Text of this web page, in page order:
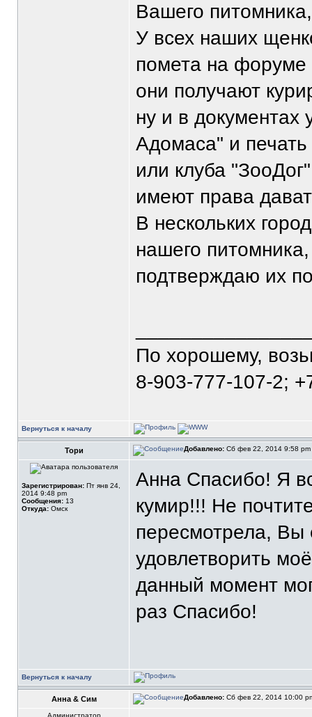
Вашего
У всех наших
помета на
они получают
ну и в документах
Адомаса" и
или клуба
имеют права
В нескольких
нашего
подтверждаю их
По хорошему,
8-903-777-107-2;
Вернуться к началу
Тори Добавлено: Сб фев 22, 2014 9:58 pm
Зарегистрирован: Пт янв 24,
2014 9:48 pm
Сообщения: 13
Откуда: Омск
Анна Спасибо! Я
кумир!!! Не
пересмотрела, Вы
удовлетворить
данный момент
раз Спасибо!
Вернуться к началу
Анна & Сим Добавлено: Сб фев 22, 2014 10:00
Администратор